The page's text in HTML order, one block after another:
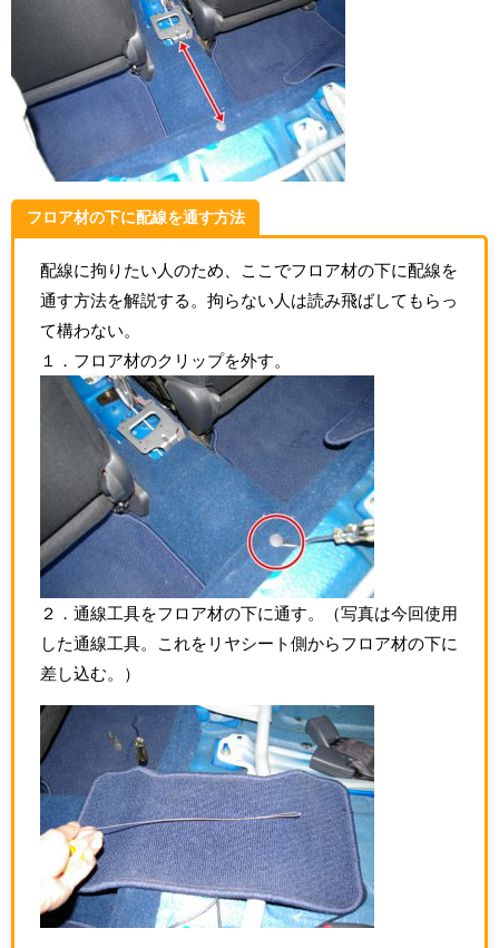
フロア材の下に配線を通す方法
配線に拘りたい人のため、ここでフロア材の下に配線を
通す方法を解説する。拘らない人は読み飛ばしてもらっ
て構わない。
１．フロア材のクリップを外す。
２．通線工具をフロア材の下に通す。（写真は今回使用
した通線工具。これをリヤシート側からフロア材の下に
差し込む。）